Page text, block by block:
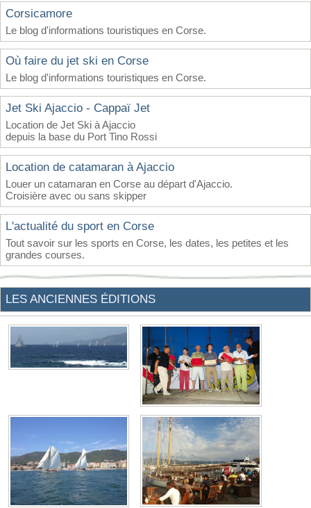
Corsicamore
Le blog d'informations touristiques en Corse.
Où faire du jet ski en Corse
Le blog d'informations touristiques en Corse.
Jet Ski Ajaccio - Cappaï Jet
Location de Jet Ski à Ajaccio
depuis la base du Port Tino Rossi
Location de catamaran à Ajaccio
Louer un catamaran en Corse au départ d'Ajaccio.
Croisière avec ou sans skipper
L'actualité du sport en Corse
Tout savoir sur les sports en Corse, les dates, les petites et les
grandes courses.
LES ANCIENNES ÉDITIONS